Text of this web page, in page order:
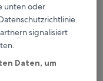
unten oder
signalisiert
Daten, um